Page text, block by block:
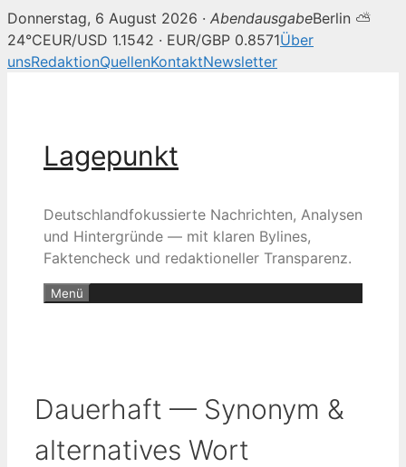
Donnerstag, 6 August 2026 · AbendausgabeBerlin ⛅
24°CEUR/USD 1.1542 · EUR/GBP 0.8571Über
unsRedaktionQuellenKontaktNewsletter
Lagepunkt
Deutschlandfokussierte Nachrichten, Analysen
und Hintergründe — mit klaren Bylines,
Faktencheck und redaktioneller Transparenz.
Menü
Dauerhaft — Synonym &
alternatives Wort